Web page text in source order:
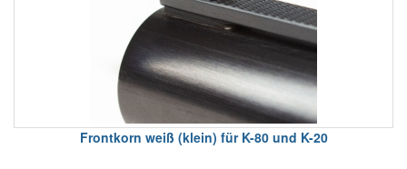
Frontkorn weiß (klein) für K-80 und K-20